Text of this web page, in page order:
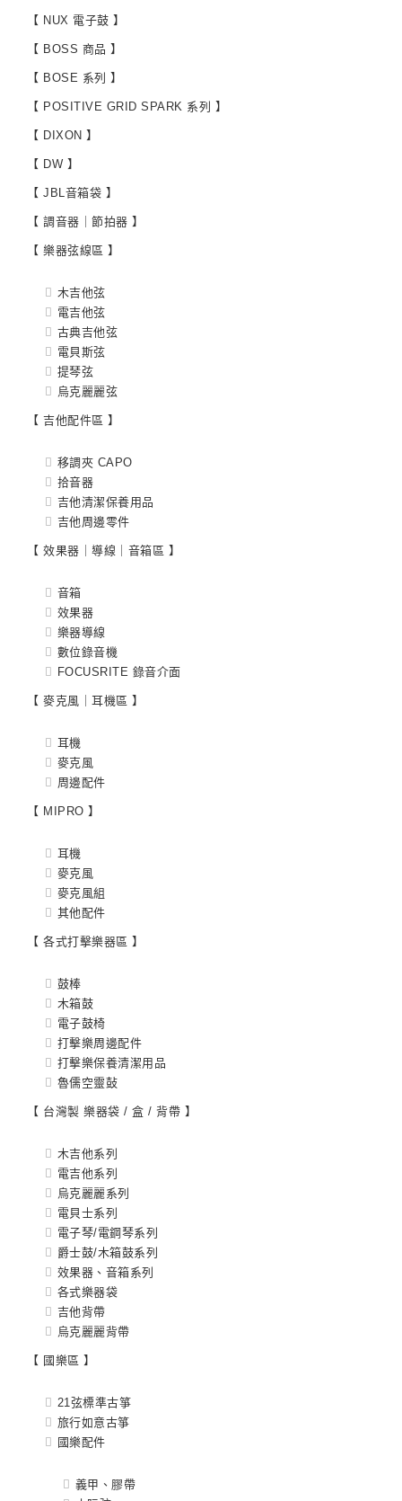
【 NUX 電子鼓 】
【 BOSS 商品 】
【 BOSE 系列 】
【 POSITIVE GRID SPARK 系列 】
【 DIXON 】
【 DW 】
【 JBL音箱袋 】
【 調音器｜節拍器 】
【 樂器弦線區 】
木吉他弦
電吉他弦
古典吉他弦
電貝斯弦
提琴弦
烏克麗麗弦
【 吉他配件區 】
移調夾 CAPO
拾音器
吉他清潔保養用品
吉他周邊零件
【 效果器｜導線｜音箱區 】
音箱
效果器
樂器導線
數位錄音機
FOCUSRITE 錄音介面
【 麥克風｜耳機區 】
耳機
麥克風
周邊配件
【 MIPRO 】
耳機
麥克風
麥克風組
其他配件
【 各式打擊樂器區 】
鼓棒
木箱鼓
電子鼓椅
打擊樂周邊配件
打擊樂保養清潔用品
魯儒空靈鼔
【 台灣製 樂器袋 / 盒 / 背帶 】
木吉他系列
電吉他系列
烏克麗麗系列
電貝士系列
電子琴/電鋼琴系列
爵士鼓/木箱鼓系列
效果器、音箱系列
各式樂器袋
吉他背帶
烏克麗麗背帶
【 國樂區 】
21弦標準古箏
旅行如意古箏
國樂配件
義甲、膠帶